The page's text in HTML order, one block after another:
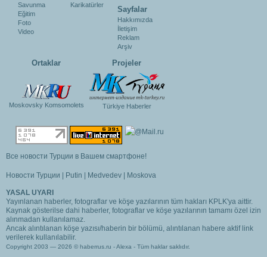
Savunma
Eğitim
Foto
Video
Karikatürler
Sayfalar
Hakkımızda
İletişim
Reklam
Arşiv
Ortaklar
Moskovsky Komsomolets
Projeler
Türkiye Haberler
Все новости Турции в Вашем смартфоне!
Новости Турции Putin Medvedev Moskova
YASAL UYARI
Yayınlanan haberler, fotograflar ve köşe yazılarının tüm hakları KPLK'ya aittir.
Kaynak gösterilse dahi haberler, fotograflar ve köşe yazılarının tamamı özel izin
alınmadan kullanılamaz.
Ancak alıntılanan köşe yazısı/haberin bir bölümü, alıntılanan habere aktif link
verilerek kullanılabilir.
Copyright 2003 — 2026 © haberrus.ru -Alexa - Tüm haklar saklıdır.